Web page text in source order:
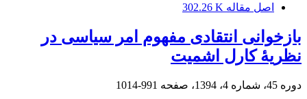
اصل مقاله 302.26 K
بازخوانی انتقادی مفهوم امر سیاسی در
نظریۀ کارل اشمیت
دوره 45، شماره 4، 1394، صفحه 991-1014